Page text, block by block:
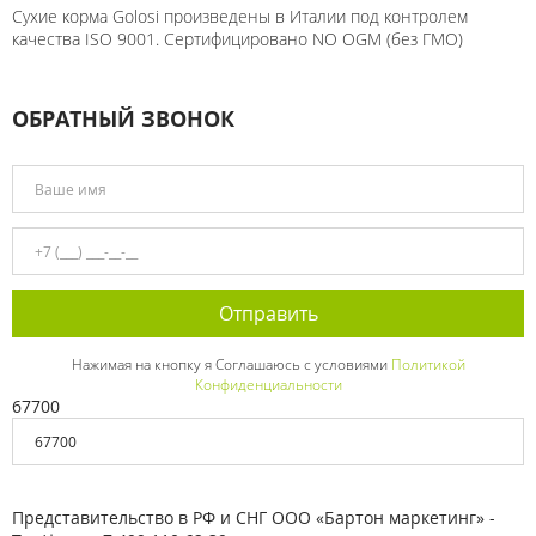
Сухие корма Golosi произведены в Италии под контролем
качества ISO 9001. Сертифицировано NO OGM (без ГМО)
ОБРАТНЫЙ ЗВОНОК
Нажимая на кнопку я Соглашаюсь с условиями Политикой
Конфиденциальности
67700
Представительство в РФ и СНГ ООО «Бартон маркетинг» -